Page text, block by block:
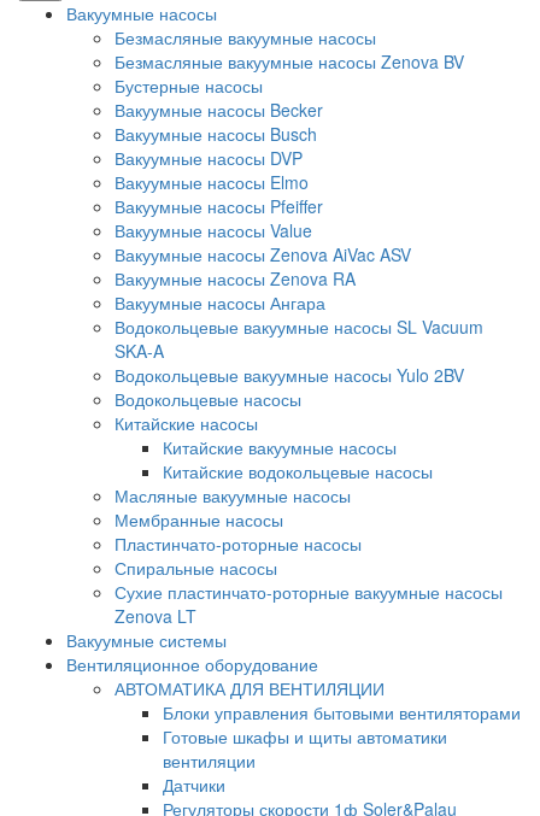
Вакуумные насосы
Безмасляные вакуумные насосы
Безмасляные вакуумные насосы Zenova BV
Бустерные насосы
Вакуумные насосы Becker
Вакуумные насосы Busch
Вакуумные насосы DVP
Вакуумные насосы Elmo
Вакуумные насосы Pfeiffer
Вакуумные насосы Value
Вакуумные насосы Zenova AiVac ASV
Вакуумные насосы Zenova RA
Вакуумные насосы Ангара
Водокольцевые вакуумные насосы SL Vacuum
SKA-A
Водокольцевые вакуумные насосы Yulo 2BV
Водокольцевые насосы
Китайские насосы
Китайские вакуумные насосы
Китайские водокольцевые насосы
Масляные вакуумные насосы
Мембранные насосы
Пластинчато-роторные насосы
Спиральные насосы
Сухие пластинчато-роторные вакуумные насосы
Zenova LT
Вакуумные системы
Вентиляционное оборудование
АВТОМАТИКА ДЛЯ ВЕНТИЛЯЦИИ
Блоки управления бытовыми вентиляторами
Готовые шкафы и щиты автоматики
вентиляции
Датчики
Регуляторы скорости 1ф Soler&Palau